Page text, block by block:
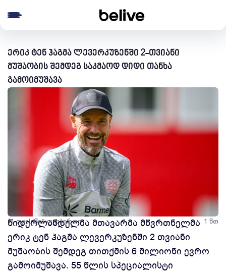
ერიკ ტენ ჰაგმა ლევერკუზენში 2-თვიანი
მუშაობის შემდეგ საკმაოდ დიდი თანხა
გამოიმუშავა
11 თვის წინ ფეხბურთი 1 წთ
ნიდერლანდელმა მთავარმა მწვრთნელმა
ერიკ ტენ ჰაგმა ლევერკუზენში 2 თვიანი
მუშაობის შემდეგ თითქმის 6 მილიონი ევრო
გამოიმუშავა. 55 წლის სპეციალისტი